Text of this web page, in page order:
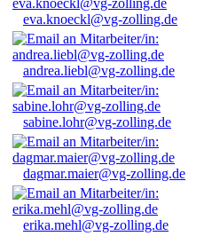
eva.knoeckl@vg-zolling.de
andrea.liebl@vg-zolling.de
sabine.lohr@vg-zolling.de
dagmar.maier@vg-zolling.de
erika.mehl@vg-zolling.de